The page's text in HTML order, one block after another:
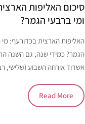
סיכום האליפות
ומי ברבעי הגמר?
האליפות הארצית בכדורעף: מי
הגמר? כמידי שנה, גם השנה
אשדוד אירחה השבוע (שלישי, רביעי 6-7.12.22)
Read More